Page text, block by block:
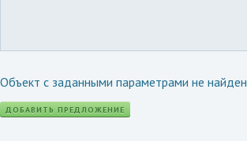
Объект с заданными параметрами не найден
ДОБАВИТЬ ПРЕДЛОЖЕНИЕ